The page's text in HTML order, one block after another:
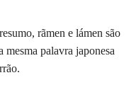
rãmen e lámen são
mesma palavra japonesa